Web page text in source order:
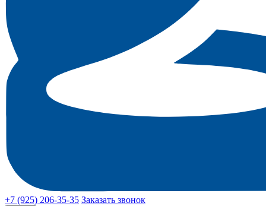
+7 (925) 206‑35‑35 Заказать звонок